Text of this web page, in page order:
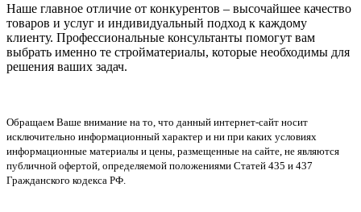
Наше главное отличие от конкурентов – высочайшее качество
товаров и услуг и индивидуальный подход к каждому
клиенту. Профессиональные консультанты помогут вам
выбрать именно те стройматериалы, которые необходимы для
решения ваших задач.
Обращаем Ваше внимание на то, что данный интернет-сайт носит
исключительно информационный характер и ни при каких условиях
информационные материалы и цены, размещенные на сайте, не являются
публичной офертой, определяемой положениями Статей 435 и 437
Гражданского кодекса РФ.